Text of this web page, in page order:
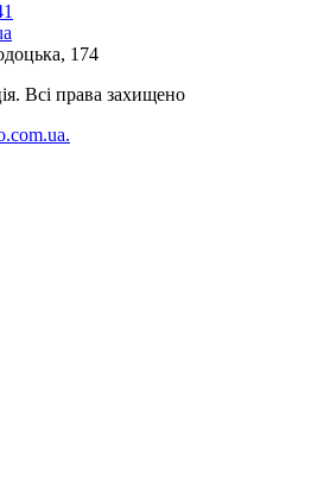
174
Всі права захищено
.